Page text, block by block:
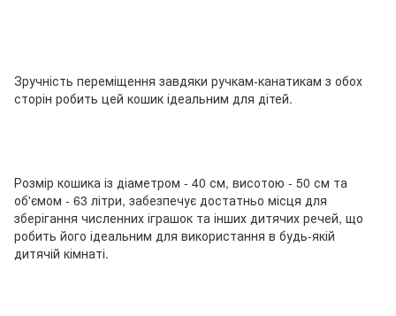
Зручність переміщення завдяки ручкам-канатикам з обох
сторін робить цей кошик ідеальним для дітей.
Розмір кошика із діаметром - 40 см, висотою - 50 см та
об'ємом - 63 літри, забезпечує достатньо місця для
зберігання численних іграшок та інших дитячих речей, що
робить його ідеальним для використання в будь-якій
дитячій кімнаті.